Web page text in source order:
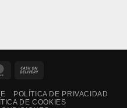
MasterCard
Delivery
POLÍTICA DE PRIVACIDAD
DE COOKIES